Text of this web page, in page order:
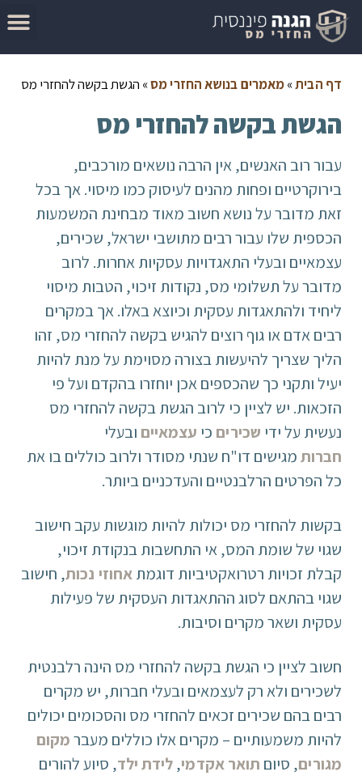
דף הבית»מאמרים בנושא החזרי מס» הגשת בקשה להחזרי מס
הגשת בקשה להחזרי מס
עבור רוב האנשים, אין הרבה נושאים מורכבים,
בירוקרטיים ופחות מהנים לעיסוק כמו מיסוי. אך בכל
זאת מדובר על נושא חשוב מאוד מבחינת המשמעות
הכספית שלו עבור רבים מתושבי ישראל, שכירים,
עצמאיים ובעלי התאגדויות עסקיות אחרות. לרוב
מדובר על תשלומי מס, נקודות זיכוי, הטבות מיסוי
ליחיד ולהתאגדות עסקית וכיוצא באלו. אך במקרים
רבים אדם או גוף רוצים להגיש בקשה להחזרי מס, זהו
הליך שצריך להיעשות בצורה מסוימת על מנת להיות
יעיל ותקני כך שהכספים אכן יוחזרו בהקדם ועל פי
הזכאות. יש לציין כי לרוב הגשת בקשה להחזרי מס
נעשית על ידי שכירים כי עצמאיים ובעלי
חברותמגישים דו"ח שנתי מסודר ולרוב כוללים בו את
כל הפרטים הרלבנטיים והעדכניים ביותר.
בקשות להחזרי מס יכולות להיות מוגשות עקב חישוב
שגוי של שומת המס, אי התחשבות בנקודת זיכוי,
קבלת זכויות רטרואקטיביות דוגמתאחוזי נכות, חישוב
שגוי בהתאם לסוג ההתאגדות העסקית של פעילות
עסקית ושאר מקרים וסיבות.
חשוב לציין כי הגשת בקשה להחזרי מס הינה רלבנטית
לשכירים ולא רק לעצמאים ובעלי חברות, יש מקרים
רבים בהם שכירים זכאים להחזרי מס והסכומים יכולים
להיות משמעותיים – מקרים אלו כוללים מעברמקום
מגורים, סיום תואר אקדמי,לידת ילד, סיוע להורים